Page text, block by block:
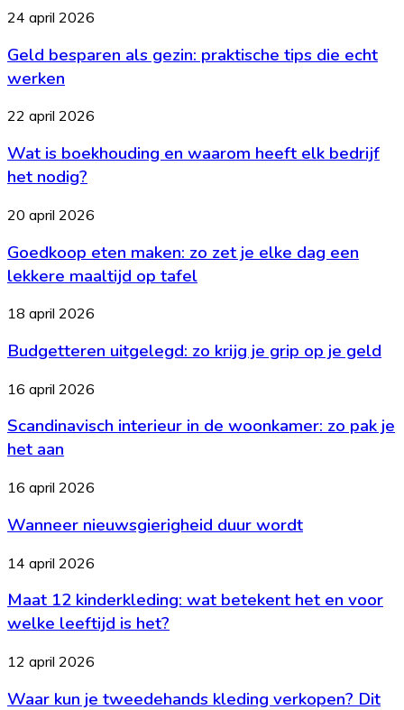
je
weten
Geld
als
gezin:
praktische
tips
die
echt
werken
24 april 2026
Geld besparen als gezin: praktische tips die echt
werken
Wat
boekhouding
en
waarom
elk
het
nodig?
22 april 2026
Wat is boekhouding en waarom heeft elk bedrijf
het nodig?
Goedkoop
maken:
zo
zet
elke
een
maaltijd
tafel
20 april 2026
Goedkoop eten maken: zo zet je elke dag een
lekkere maaltijd op tafel
Budgetteren
zo
je
op
je
geld
18 april 2026
Budgetteren uitgelegd: zo krijg je grip op je geld
Scandinavisch
in
de
woonkamer:
pak
het
16 april 2026
Scandinavisch interieur in de woonkamer: zo pak je
het aan
Wanneer
duur
16 april 2026
Wanneer nieuwsgierigheid duur wordt
Maat
kinderkleding:
betekent
en
welke
14 april 2026
Maat 12 kinderkleding: wat betekent het en voor
welke leeftijd is het?
Waar
je
12 april 2026
Waar kun je tweedehands kleding verkopen? Dit